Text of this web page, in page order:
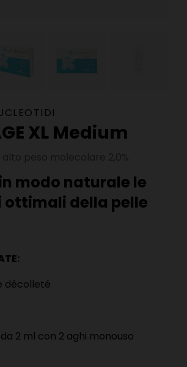
XL Medium
modo naturale le
ottimali della pelle
décolleté
2 ml con 2 aghi monouso